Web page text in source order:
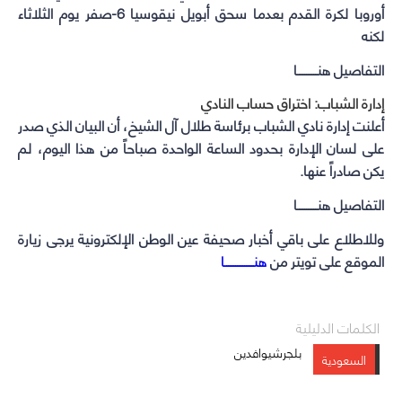
أوروبا لكرة القدم بعدما سحق أبويل نيقوسيا 6-صفر يوم الثلاثاء
لكنه
التفاصيل هنـــــــــــا
إدارة الشباب: اختراق حساب النادي
أعلنت إدارة نادي الشباب برئاسة طلال آل الشيخ، أن البيان الذي صدر
على لسان الإدارة بحدود الساعة الواحدة صباحاً من هذا اليوم، لم
يكن صادراً عنها.
التفاصيل هنـــــــــــا
وللاطلاع على باقي أخبار صحيفة عين الوطن الإلكترونية يرجى زيارة
الموقع على تويتر منهنــــــــــــــــا
الكلمات الدليلية
السعودية بلجرشيوافدين